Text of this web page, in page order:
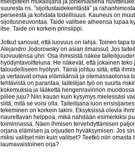
mielipiteen mukailijana ja jonkinlaisena
suuresta ns. ”sijoitustaidekentästä” ja
perseestä ja kohdata todellisuus. Kauneus on
sijoitusneuvontaa. Taide valitsee aiheensa lupaa
itse. Taide on korkein prinsiippi.
Jotkut sanovat, että luovuus on lahja. Toinen tapa
Alejandro Jodorowsky on asian ilmaissut. Jos
luovuutensa uhri. Osa ihmisistä näkee
hyödyntavoitteluna. He näkevät, että jokainen
taloudelliseen hyötyyn. Tämä johtuu siitä, että
ja vertaavat omaa elämäänsä ja olemassaolonsa
tehtävistä on parantaa, taiteilijan työ on suurta
kokemuksia ja lääkettä hengenravinnon
piilee juju? Niin kauan kuin kysymys mielessäsi
siitä, mitä se voisi olla. Taiteilijana luon
tekeminen on korkein lakini. Eksyksissä olevia
naurettavan helppoa, mikä nähdään esimerkiksi
toiminnassa. Näen ihmisen tervehdyttämisen
orjana elämisen ja orjuuden hyväksymisen. Jos
miksi valitset niin kuin valitset? Teetkö niin
laumavaistoinen orja?